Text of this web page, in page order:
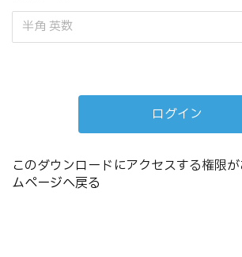
このダウンロードにアクセスする権限が
ムページへ戻る